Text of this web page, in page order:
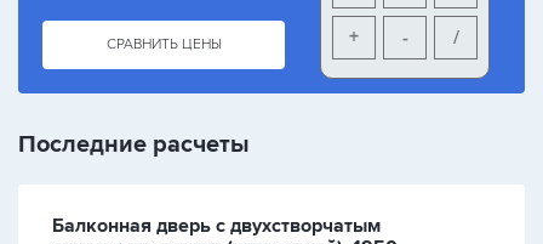
СРАВНИТЬ ЦЕНЫ + - /
Последние расчеты
Балконная дверь с двухстворчатым